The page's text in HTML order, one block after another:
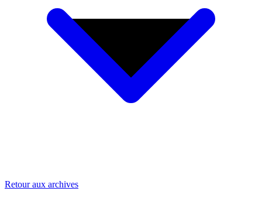
Retour aux archives